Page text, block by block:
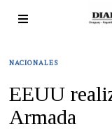
NACIONALES
EEUU
Armada